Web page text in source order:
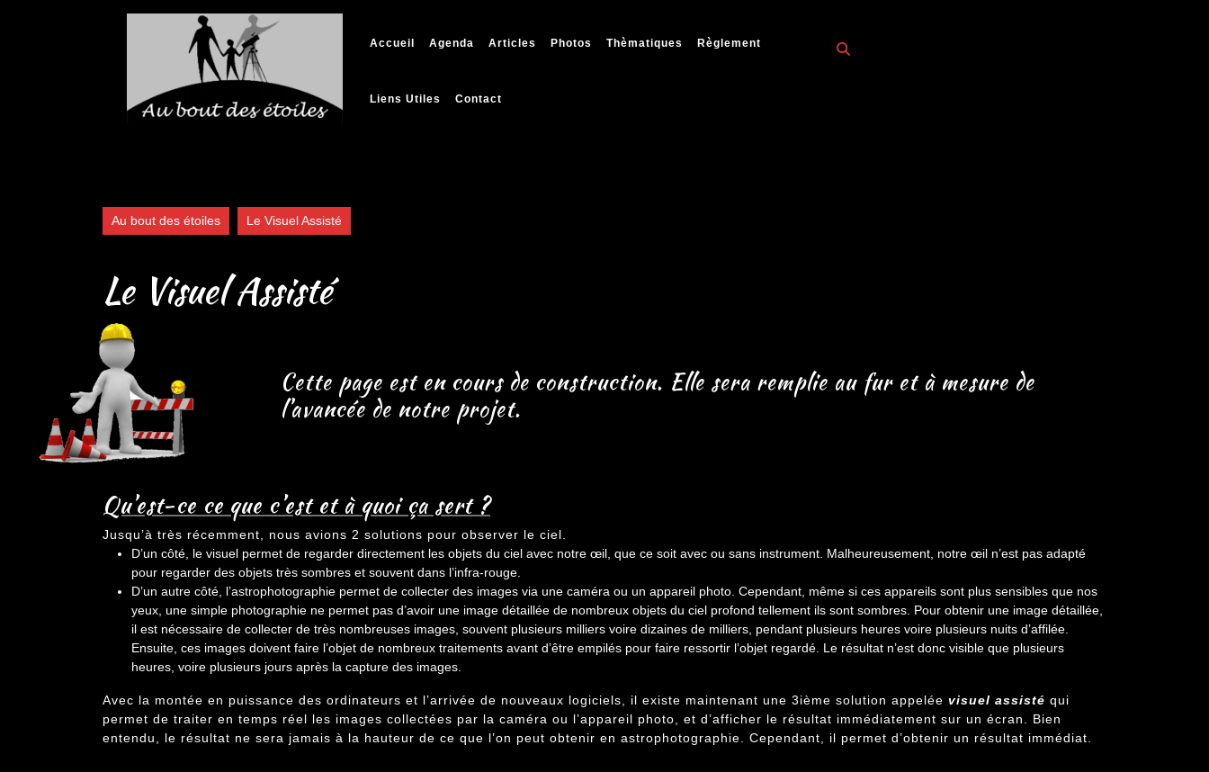
Accueil Agenda Articles Photos Thèmatiques Règlement
Liens Utiles Contact
Au bout des étoiles Le Visuel Assisté
Le Visuel Assisté
Cette page est en cours de construction. Elle sera remplie au fur et à mesure de
l’avancée de notre projet.
Qu’est-ce ce que c’est et à quoi ça sert ?
Jusqu’à très récemment, nous avions 2 solutions pour observer le ciel.
D’un côté, le visuel permet de regarder directement les objets du ciel avec notre œil, que ce soit avec ou sans instrument. Malheureusement, notre œil n’est pas adapté
pour regarder des objets très sombres et souvent dans l’infra-rouge.
D’un autre côté, l’astrophotographie permet de collecter des images via une caméra ou un appareil photo. Cependant, même si ces appareils sont plus sensibles que nos
yeux, une simple photographie ne permet pas d’avoir une image détaillée de nombreux objets du ciel profond tellement ils sont sombres. Pour obtenir une image détaillée,
il est nécessaire de collecter de très nombreuses images, souvent plusieurs milliers voire dizaines de milliers, pendant plusieurs heures voire plusieurs nuits d’affilée.
Ensuite, ces images doivent faire l’objet de nombreux traitements avant d’être empilés pour faire ressortir l’objet regardé. Le résultat n’est donc visible que plusieurs
heures, voire plusieurs jours après la capture des images.
Avec la montée en puissance des ordinateurs et l’arrivée de nouveaux logiciels, il existe maintenant une 3ième solution appelée visuel assisté qui
permet de traiter en temps réel les images collectées par la caméra ou l’appareil photo, et d’afficher le résultat immédiatement sur un écran. Bien
entendu, le résultat ne sera jamais à la hauteur de ce que l’on peut obtenir en astrophotographie. Cependant, il permet d’obtenir un résultat immédiat.